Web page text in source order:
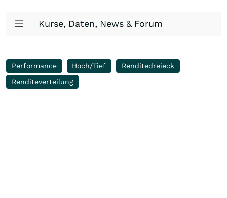
Kurse, Daten, News & Forum
Performance Hoch/Tief
Renditedreieck
Renditeverteilung